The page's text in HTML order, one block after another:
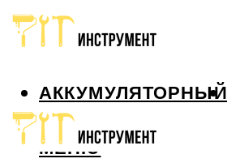
АККУМУЛЯТОРНЫЙ
МЕНЮ